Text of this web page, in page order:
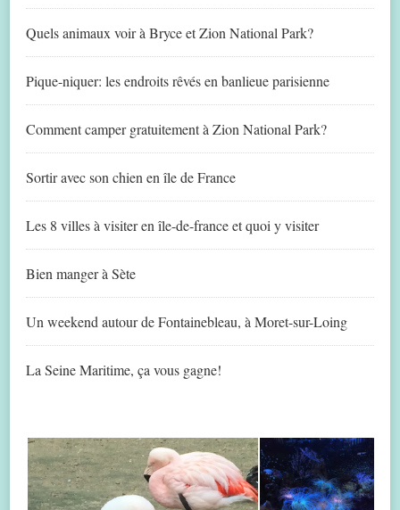
Quels animaux voir à Bryce et Zion National Park?
Pique-niquer: les endroits rêvés en banlieue parisienne
Comment camper gratuitement à Zion National Park?
Sortir avec son chien en île de France
Les 8 villes à visiter en île-de-france et quoi y visiter
Bien manger à Sète
Un weekend autour de Fontainebleau, à Moret-sur-Loing
La Seine Maritime, ça vous gagne!